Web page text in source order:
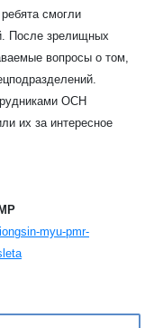
смогли
После зрелищных
вопросы о том,
ОСН
их за интересное
myu-pmr-